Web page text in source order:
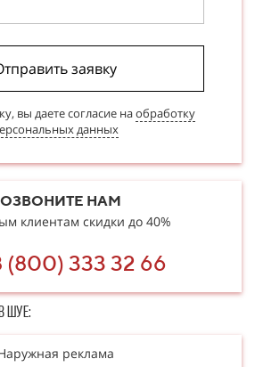
заявку
вы даете согласие наобработку
данных
НАМ
клиентам скидки до 40%
(800) 333 32 66
Шуе:
реклама